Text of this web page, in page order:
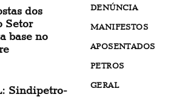
dos
Setor
base no
Sindipetro-
DENÚNCIA
MANIFESTOS
APOSENTADOS
PETROS
GERAL